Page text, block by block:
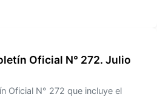
Oficial N° 272. Julio
Oficial N° 272 que incluye el